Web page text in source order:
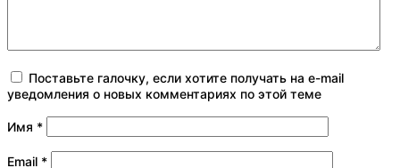
Поставьте галочку, если хотите получать на e-mail
уведомления о новых комментариях по этой теме
Имя *
Email *